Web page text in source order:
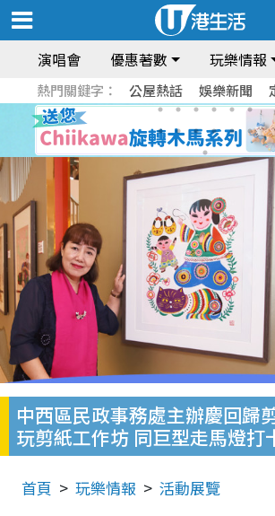
演唱會 優惠著數 玩樂情報
熱門關鍵字： 公屋熱話 娛樂新聞
中西區民政事務處主辦慶回歸
玩剪紙工作坊 同巨型走馬燈打
首頁 玩樂情報 活動展覽